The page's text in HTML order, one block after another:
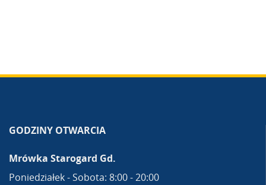
GODZINY OTWARCIA
Mrówka Starogard Gd.
Poniedziałek - Sobota: 8:00 - 20:00